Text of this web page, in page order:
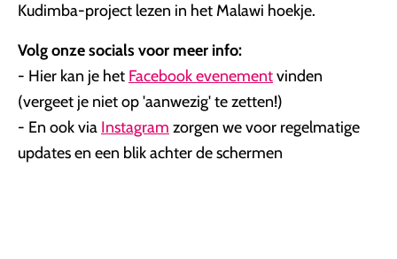
Kudimba-project lezen in het Malawi hoekje.
Volg onze socials voor meer info:
- Hier kan je het Facebook evenementvinden
(vergeet je niet op 'aanwezig' te zetten!)
- En ook via Instagram zorgen we voor regelmatige
updates en een blik achter de schermen